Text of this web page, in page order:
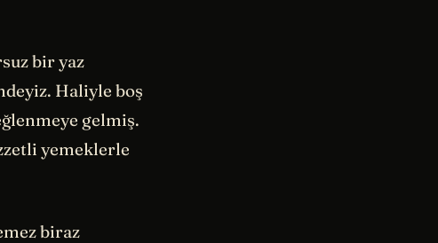
bir yaz
Haliyle boş
gelmiş.
yemeklerle
biraz